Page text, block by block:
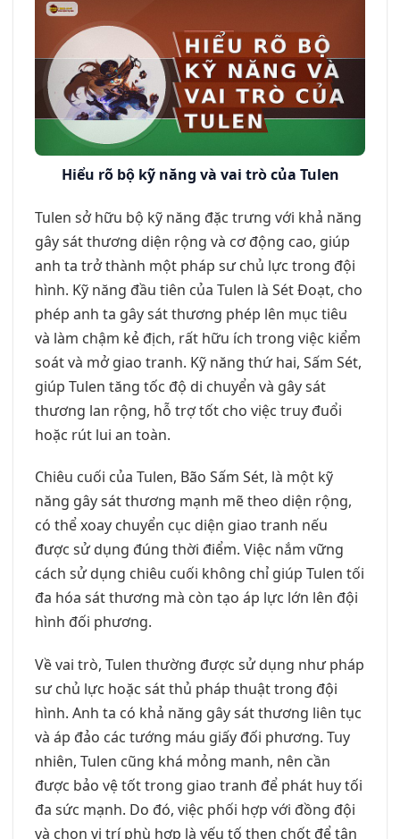
Hiểu rõ bộ kỹ năng và vai trò của Tulen
Tulen sở hữu bộ kỹ năng đặc trưng với khả năng
gây sát thương diện rộng và cơ động cao, giúp
anh ta trở thành một pháp sư chủ lực trong đội
hình. Kỹ năng đầu tiên của Tulen là Sét Đoạt, cho
phép anh ta gây sát thương phép lên mục tiêu
và làm chậm kẻ địch, rất hữu ích trong việc kiểm
soát và mở giao tranh. Kỹ năng thứ hai, Sấm Sét,
giúp Tulen tăng tốc độ di chuyển và gây sát
thương lan rộng, hỗ trợ tốt cho việc truy đuổi
hoặc rút lui an toàn.
Chiêu cuối của Tulen, Bão Sấm Sét, là một kỹ
năng gây sát thương mạnh mẽ theo diện rộng,
có thể xoay chuyển cục diện giao tranh nếu
được sử dụng đúng thời điểm. Việc nắm vững
cách sử dụng chiêu cuối không chỉ giúp Tulen tối
đa hóa sát thương mà còn tạo áp lực lớn lên đội
hình đối phương.
Về vai trò, Tulen thường được sử dụng như pháp
sư chủ lực hoặc sát thủ pháp thuật trong đội
hình. Anh ta có khả năng gây sát thương liên tục
và áp đảo các tướng máu giấy đối phương. Tuy
nhiên, Tulen cũng khá mỏng manh, nên cần
được bảo vệ tốt trong giao tranh để phát huy tối
đa sức mạnh. Do đó, việc phối hợp với đồng đội
và chọn vị trí phù hợp là yếu tố then chốt để tận